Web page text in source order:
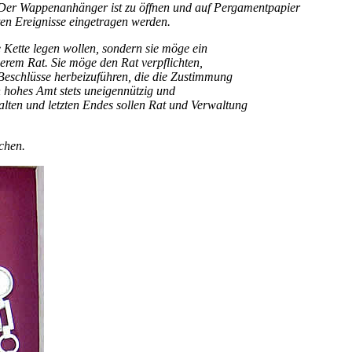
Wappenanhänger ist zu öffnen und auf Pergamentpapier
Ereignisse eingetragen werden.
legen wollen, sondern sie möge ein
Rat. Sie möge den Rat verpflichten,
herbei­zuführen, die die Zustimmung
Amt stets uneigennützig und
und letzten Endes sollen Rat und Verwaltung